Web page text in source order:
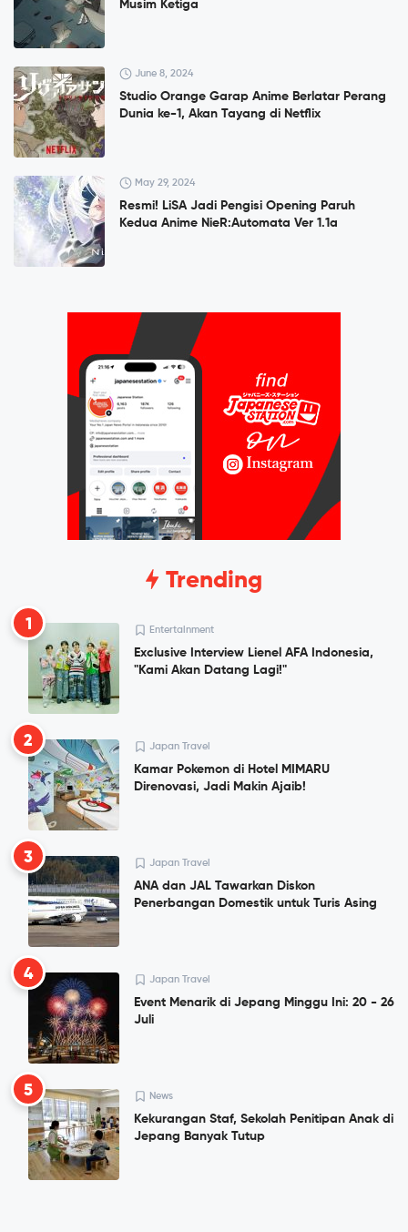
Musim Ketiga
June 8, 2024
Studio Orange Garap Anime Berlatar Perang
Dunia ke-1, Akan Tayang di Netflix
May 29, 2024
Resmi! LiSA Jadi Pengisi Opening Paruh
Kedua Anime NieR:Automata Ver 1.1a
Trending
1 Entertainment
Exclusive Interview Lienel AFA Indonesia,
"Kami Akan Datang Lagi!"
2 Japan Travel
Kamar Pokemon di Hotel MIMARU
Direnovasi, Jadi Makin Ajaib!
3 Japan Travel
ANA dan JAL Tawarkan Diskon
Penerbangan Domestik untuk Turis Asing
4 Japan Travel
Event Menarik di Jepang Minggu Ini: 20 - 26
Juli
5 News
Kekurangan Staf, Sekolah Penitipan Anak di
Jepang Banyak Tutup